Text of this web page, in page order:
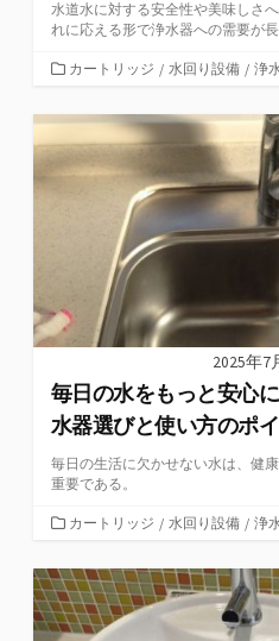
水道水に対する安全性や美味しさ
れに応える形で浄水器への需要が長
カ
ゴ
ー
カートリッジ / 水回り設備 / 浄
2025年7
毎日の水をもっと安心
水器選びと使い方のポ
毎日の生活に欠かせない水は、健
重要である。
カ
ゴ
リ
ー
カートリッジ / 水回り設備 / 浄